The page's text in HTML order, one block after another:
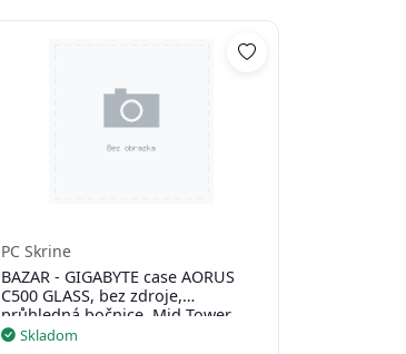
PC Skrine
BAZAR - GIGABYTE case AORUS
C500 GLASS, bez zdroje,
průhledná bočnice, Mid Tower,
černá - Poškozený obal (Komplet)
Skladom